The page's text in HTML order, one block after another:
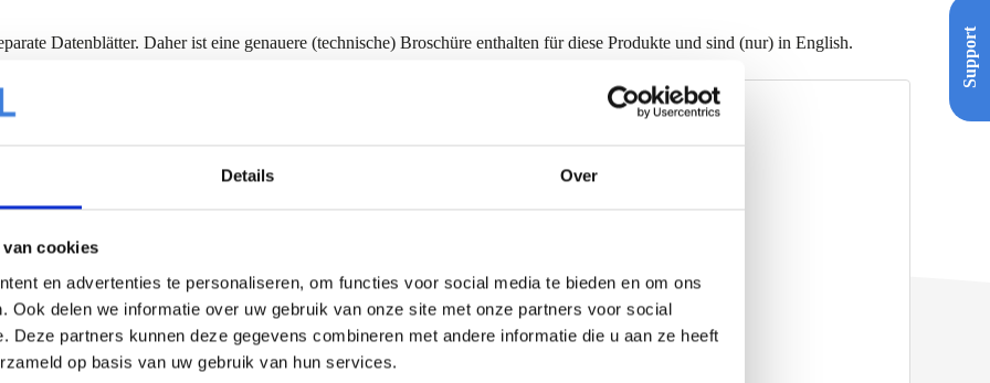
Details Over
van cookies
en advertenties te personaliseren, om functies voor social media te bieden en om ons
Ook delen we informatie over uw gebruik van onze site met onze partners voor social
Deze partners kunnen deze gegevens combineren met andere informatie die u aan ze heeft
op basis van uw gebruik van hun services.
Datenblätter. Daher ist eine genauere (technische) Broschüre enthalten für diese Produkte und sind (nur) in English.
HPS200 Ultra EN
(IJmuiden) EN
(Maubege) EN
Solar cell addendum SDP 50 (IJmuiden) EN
2026
2027
Colorcoat Produkt Datablat – SDP 50
Colorcoat Prisma Colourcard (mit technischen Daten)
Colorcoat Prisma Textured datasheet DE
Colorcoat Prisma for perforated facade applications EN
Support